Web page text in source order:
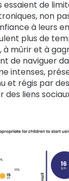
essaient de
non
à leurs
plus de
à mûrir et à
de naviguer
intenses,
et régis par
des liens